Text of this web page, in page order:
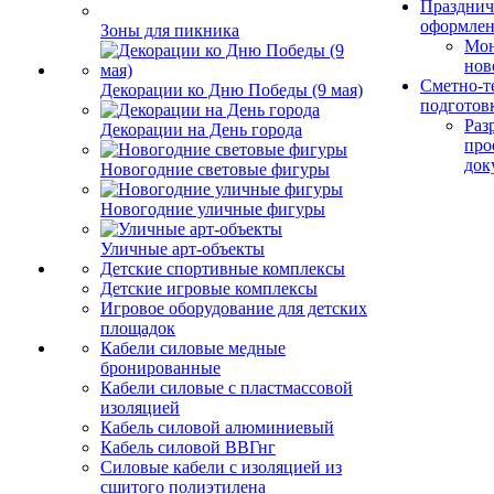
Зоны для пикника
Декорации ко Дню Победы (9 мая)
Декорации на День города
Новогодние световые фигуры
Новогодние уличные фигуры
Уличные арт-объекты
Детские спортивные комплексы
Детские игровые комплексы
Игровое оборудование для детских
площадок
Кабели силовые медные
бронированные
Кабели силовые с пластмассовой
изоляцией
Кабель силовой алюминиевый
Кабель силовой ВВГнг
Силовые кабели с изоляцией из
сшитого полиэтилена
Сметно-